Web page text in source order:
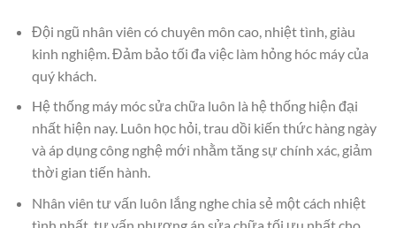
Đội ngũ nhân viên có chuyên môn cao, nhiệt tình, giàu
kinh nghiệm. Đảm bảo tối đa việc làm hỏng hóc máy của
quý khách.
Hệ thống máy móc sửa chữa luôn là hệ thống hiện đại
nhất hiện nay. Luôn học hỏi, trau dồi kiến thức hàng ngày
và áp dụng công nghệ mới nhằm tăng sự chính xác, giảm
thời gian tiến hành.
Nhân viên tư vấn luôn lắng nghe chia sẻ một cách nhiệt